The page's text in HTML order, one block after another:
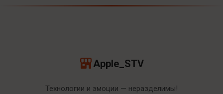
Apple_STV
Технологии и эмоции — неразделимы!